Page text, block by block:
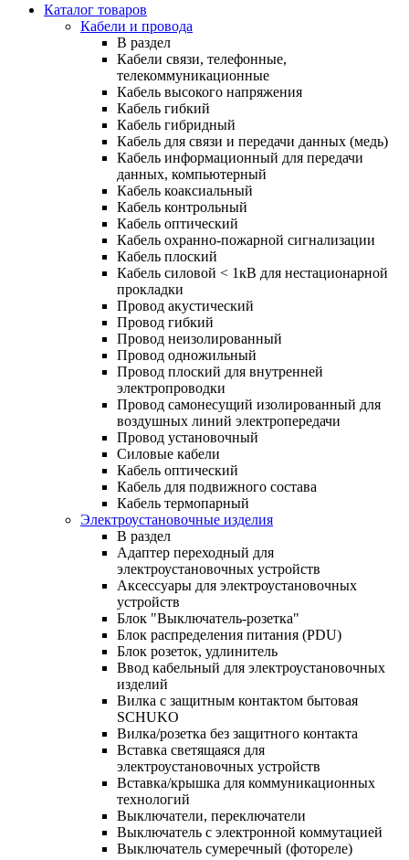
Каталог товаров
Кабели и провода
В раздел
Кабели связи, телефонные,
телекоммуникационные
Кабель высокого напряжения
Кабель гибкий
Кабель гибридный
Кабель для связи и передачи данных (медь)
Кабель информационный для передачи
данных, компьютерный
Кабель коаксиальный
Кабель контрольный
Кабель оптический
Кабель охранно-пожарной сигнализации
Кабель плоский
Кабель силовой < 1кВ для нестационарной
прокладки
Провод акустический
Провод гибкий
Провод неизолированный
Провод одножильный
Провод плоский для внутренней
электропроводки
Провод самонесущий изолированный для
воздушных линий электропередачи
Провод установочный
Силовые кабели
Кабель оптический
Кабель для подвижного состава
Кабель термопарный
Электроустановочные изделия
В раздел
Адаптер переходный для
электроустановочных устройств
Аксессуары для электроустановочных
устройств
Блок "Выключатель-розетка"
Блок распределения питания (PDU)
Блок розеток, удлинитель
Ввод кабельный для электроустановочных
изделий
Вилка с защитным контактом бытовая
SCHUKO
Вилка/розетка без защитного контакта
Вставка светящаяся для
электроустановочных устройств
Вставка/крышка для коммуникационных
технологий
Выключатели, переключатели
Выключатель с электронной коммутацией
Выключатель сумеречный (фотореле)